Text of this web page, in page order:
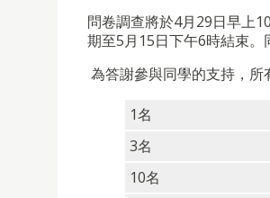
問卷調查將於4月29日早上
期至5月15日下午6時結束。
為答謝參與同學的支持，所
1名
3名
10名